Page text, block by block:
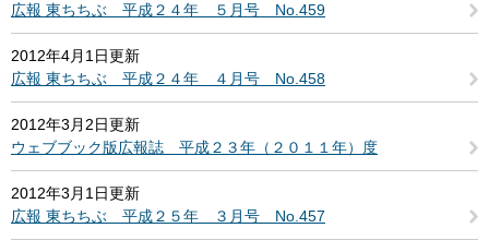
広報 東ちちぶ 平成２４年 ５月号 No.459
2012年4月1日更新
広報 東ちちぶ 平成２４年 ４月号 No.458
2012年3月2日更新
ウェブブック版広報誌 平成２３年（２０１１年）度
2012年3月1日更新
広報 東ちちぶ 平成２５年 ３月号 No.457